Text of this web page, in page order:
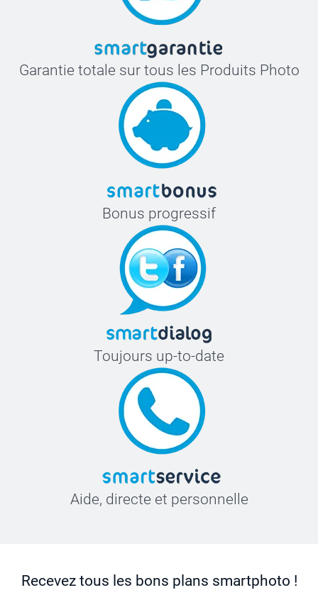
Garantie totale sur tous les Produits Photo
Bonus progressif
Toujours up-to-date
Aide, directe et personnelle
Recevez tous les bons plans smartphoto !